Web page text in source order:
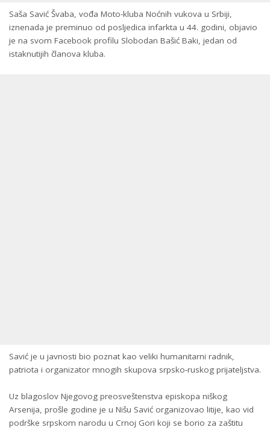
Saša Savić Švaba, vođa Moto-kluba Noćnih vukova u Srbiji,
iznenada je preminuo od posljedica infarkta u 44. godini, objavio
je na svom Facebook profilu Slobodan Bašić Baki, jedan od
istaknutijih članova kluba.
Savić je u javnosti bio poznat kao veliki humanitarni radnik,
patriota i organizator mnogih skupova srpsko-ruskog prijateljstva.
Uz blagoslov Njegovog preosveštenstva episkopa niškog
Arsenija, prošle godine je u Nišu Savić organizovao litije, kao vid
podrške srpskom narodu u Crnoj Gori koji se borio za zaštitu